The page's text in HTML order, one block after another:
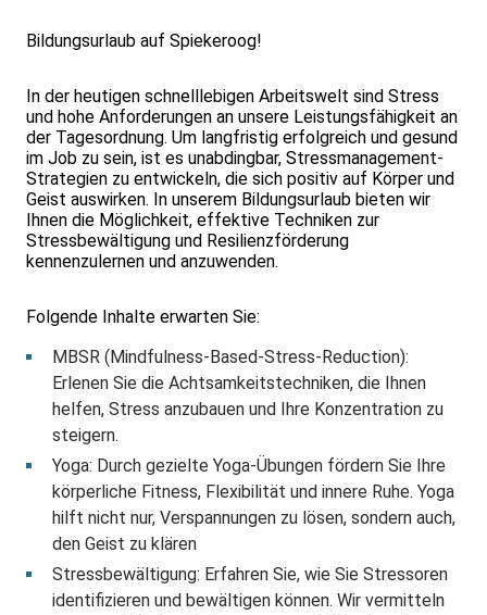
Bildungsurlaub auf Spiekeroog!
In der heutigen schnelllebigen Arbeitswelt sind Stress
und hohe Anforderungen an unsere Leistungsfähigkeit an
der Tagesordnung. Um langfristig erfolgreich und gesund
im Job zu sein, ist es unabdingbar, Stressmanagement-
Strategien zu entwickeln, die sich positiv auf Körper und
Geist auswirken. In unserem Bildungsurlaub bieten wir
Ihnen die Möglichkeit, effektive Techniken zur
Stressbewältigung und Resilienzförderung
kennenzulernen und anzuwenden.
Folgende Inhalte erwarten Sie:
MBSR (Mindfulness-Based-Stress-Reduction):
Erlenen Sie die Achtsamkeitstechniken, die Ihnen
helfen, Stress anzubauen und Ihre Konzentration zu
steigern.
Yoga: Durch gezielte Yoga-Übungen fördern Sie Ihre
körperliche Fitness, Flexibilität und innere Ruhe. Yoga
hilft nicht nur, Verspannungen zu lösen, sondern auch,
den Geist zu klären
Stressbewältigung: Erfahren Sie, wie Sie Stressoren
identifizieren und bewältigen können. Wir vermitteln